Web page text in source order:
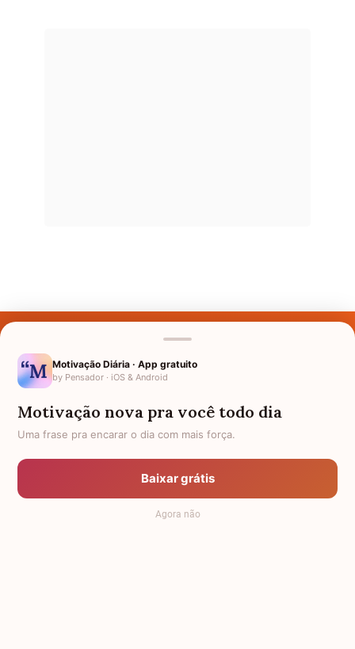
Nomes pelo Mundo
Política de Privacidade
Anuncie
Termos de Uso
Motivação Diária · App gratuito
by Pensador · iOS & Android
Motivação nova pra você todo dia
Uma frase pra encarar o dia com mais força.
Baixar grátis
Agora não